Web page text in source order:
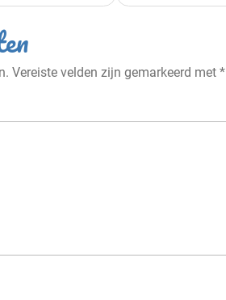
Vereiste velden zijn gemarkeerd met *